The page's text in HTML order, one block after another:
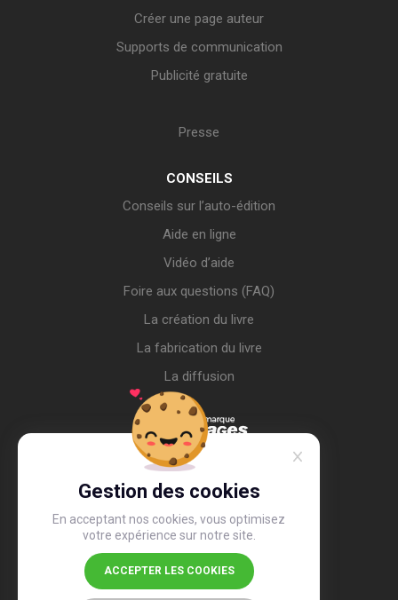
Gestion des cookies
En acceptant nos cookies, vous optimisez
votre expérience sur notre site.
ACCEPTER LES COOKIES
Créer une page auteur
Supports de communication
Publicité gratuite
Presse
CONSEILS
Conseils sur l’auto-édition
Aide en ligne
Vidéo d’aide
Foire aux questions (FAQ)
La création du livre
La fabrication du livre
La diffusion
4,4